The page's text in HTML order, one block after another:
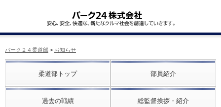
パーク２４柔道部 > お知らせ
柔道部トップ 部員紹介
過去の戦績 総監督挨拶・紹介